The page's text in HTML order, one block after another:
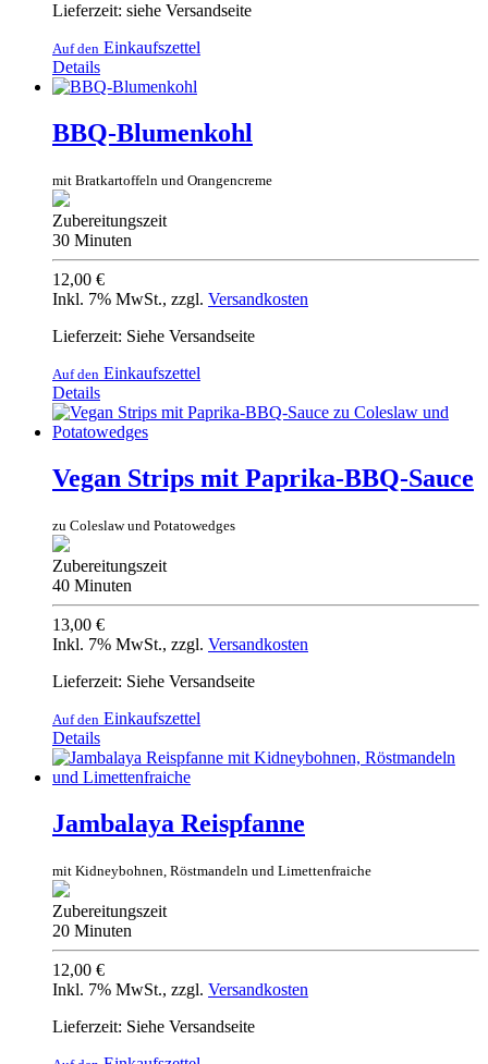
Lieferzeit: siehe Versandseite
Auf den Einkaufszettel
Details
BBQ-Blumenkohl
mit Bratkartoffeln und Orangencreme
Zubereitungszeit
30 Minuten
12,00 €
Inkl. 7% MwSt., zzgl. Versandkosten
Lieferzeit: Siehe Versandseite
Auf den Einkaufszettel
Details
Vegan Strips mit Paprika-BBQ-Sauce
zu Coleslaw und Potatowedges
Zubereitungszeit
40 Minuten
13,00 €
Inkl. 7% MwSt., zzgl. Versandkosten
Lieferzeit: Siehe Versandseite
Auf den Einkaufszettel
Details
Jambalaya Reispfanne
mit Kidneybohnen, Röstmandeln und Limettenfraiche
Zubereitungszeit
20 Minuten
12,00 €
Inkl. 7% MwSt., zzgl. Versandkosten
Lieferzeit: Siehe Versandseite